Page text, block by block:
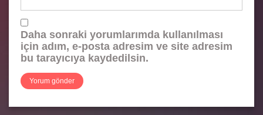
Daha sonraki yorumlarımda kullanılması
için adım, e-posta adresim ve site adresim
bu tarayıcıya kaydedilsin.